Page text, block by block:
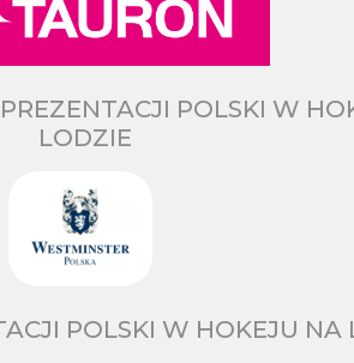
POLSKI W
LODZIE
POLSKI W HOKEJU NA